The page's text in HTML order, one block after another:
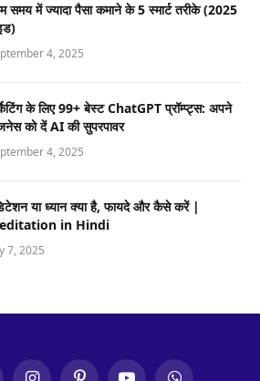
समय में ज्यादा पैसा कमाने के 5 स्मार्ट तरीके (2025
4, 2025
के लिए 99+ बेस्ट ChatGPT प्रॉम्प्ट्स: अपने
को दें AI की सुपरपावर
4, 2025
या ध्यान क्या है, फायदे और कैसे करें |
in Hindi
7, 2025